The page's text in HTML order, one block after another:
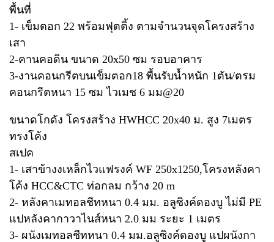
พื้นที่
1- เข็มตอก 22 พร้อมฟุตติ้ง ตามจำนวนจุดโครงสร้าง
เสา
2-คานคอดิน ขนาด 20x50 ซม รอบอาคาร
3-งานคอนกรีตบนเข็มตอก18 พื้นรับน้ำหนัก 1ตัน/ตรม
คอนกรีตหนา 15 ซม ไวเมช 6 มม@20
ขนาดโกดัง โครงสร้าง HWHCC 20x40 ม. สูง 7เมตร
ทรงโค้ง
สเปค
1- เสาข้างงเหล็กไวแฟรงค์ WF 250x1250,โครงหลังคา
โค้ง HCC&CTC ท่อกลม กว้าง 20 m
2- หลังคาเมทอลชีทหนา 0.4 มม. อลูซิงค์ดองบู ไม่มี PE
แปหลังคากาวาไนส์หนา 2.0 มม ระยะ 1 เมตร
3- ผนังเมทอลชีทหนา 0.4 มม.อลูซิงค์ดองบู แปผนังกา